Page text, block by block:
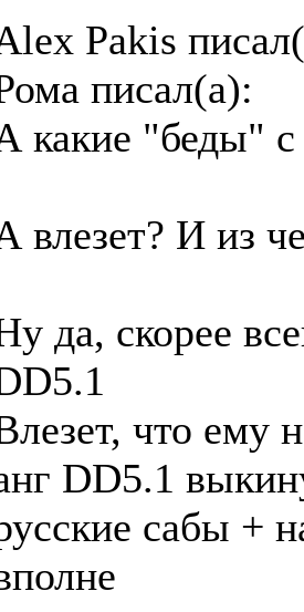
Pakis
писал(а):
какие "беды" с
влезет? И из
да, скорее
что ему
DD5.1
сабы +